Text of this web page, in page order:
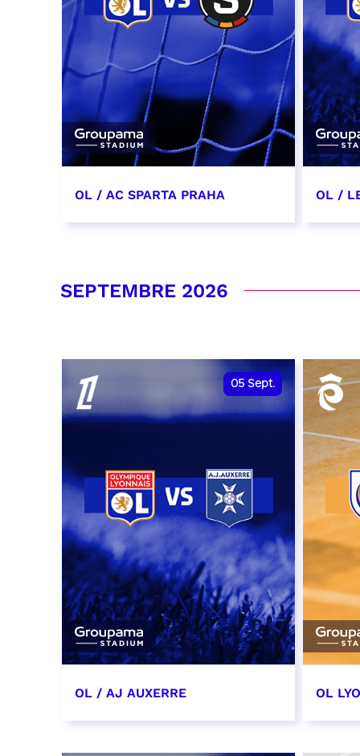
OL / AC SPARTA PRAHA OL /
SEPTEMBRE 2026
05 Sept.
OL / AJ AUXERRE OL